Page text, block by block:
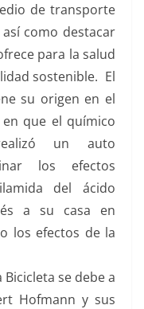
de transporte
como destacar
para la salud
sostenible. El
su origen en el
que el químico
un auto
los efectos
del ácido
a su casa en
los efectos de la
se debe a
Hofmann y sus